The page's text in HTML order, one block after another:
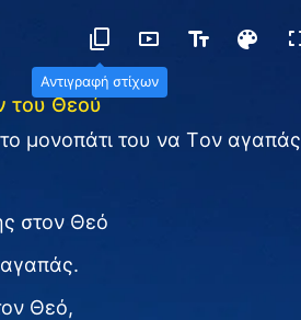
Αντιγραφή στίχων
του Θεού
μονοπάτι του να Tον αγαπάς
στον Θεό
αγαπάς.
Θεό,